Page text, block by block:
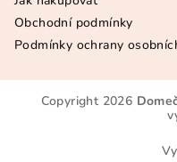
Obchodní podmínky
Podmínky ochrany
Copyright 2026